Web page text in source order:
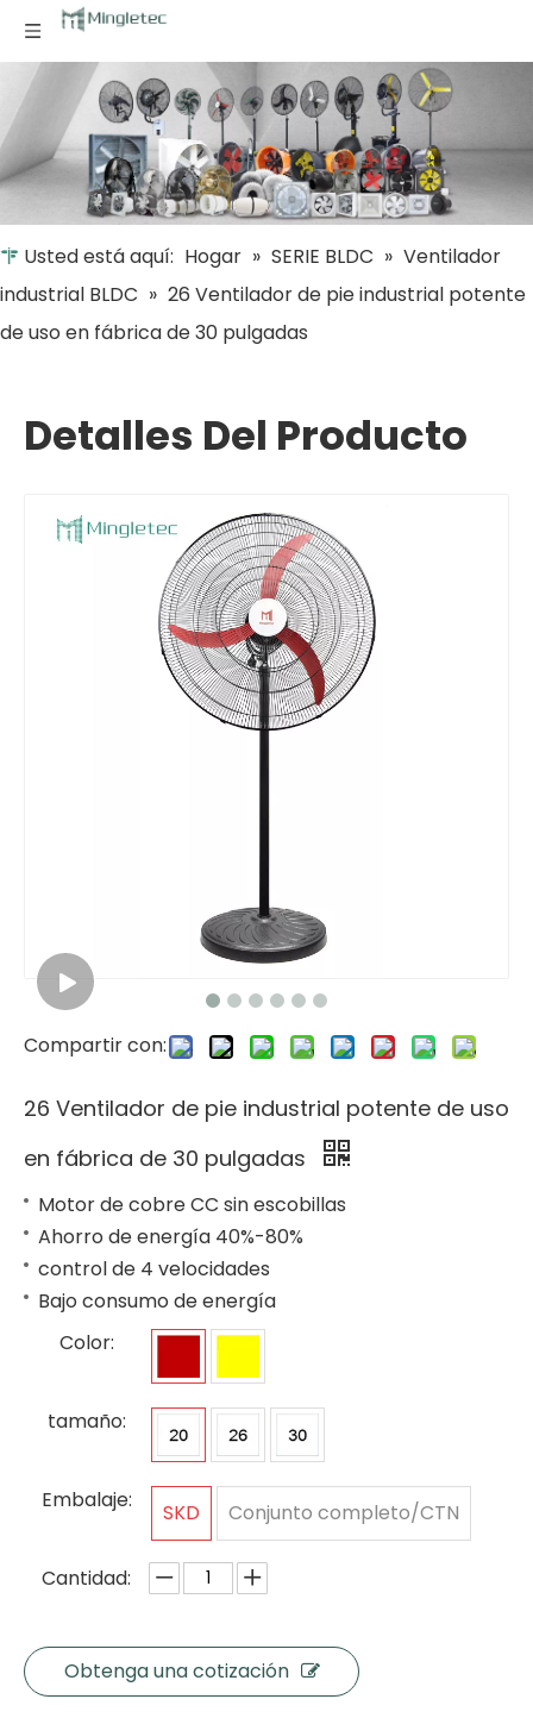
Usted está aquí: Hogar » SERIE BLDC » Ventilador
industrial BLDC » 26 Ventilador de pie industrial potente
de uso en fábrica de 30 pulgadas
Detalles Del Producto
Compartir con:
26 Ventilador de pie industrial potente de uso
en fábrica de 30 pulgadas
Motor de cobre CC sin escobillas
Ahorro de energía 40%-80%
control de 4 velocidades
Bajo consumo de energía
Color:
tamaño:
Embalaje: SKD Conjunto completo/CTN
Cantidad:
Obtenga una cotización